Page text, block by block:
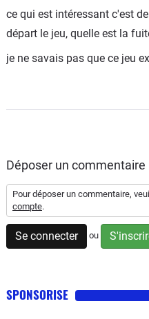
ce qui est intéressant c'est
départ le jeu, quelle est la
je ne savais pas que ce jeu
Déposer un commentaire
Pour déposer un commentaire,
compte.
Se connecter ou
SPONSORISE